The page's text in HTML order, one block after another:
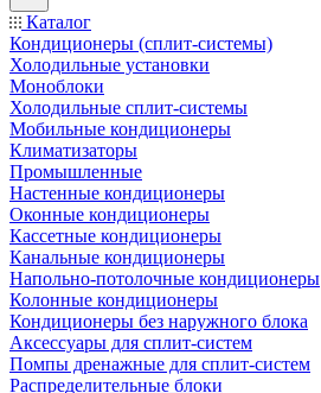
Каталог
Кондиционеры (сплит-системы)
Холодильные установки
Моноблоки
Холодильные сплит-системы
Мобильные кондиционеры
Климатизаторы
Промышленные
Настенные кондиционеры
Оконные кондиционеры
Кассетные кондиционеры
Канальные кондиционеры
Напольно-потолочные кондиционеры
Колонные кондиционеры
Кондиционеры без наружного блока
Аксессуары для сплит-систем
Помпы дренажные для сплит-систем
Распределительные блоки